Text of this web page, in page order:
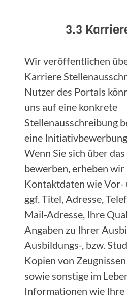
3.3
Wir veröffentlichen
Karriere
Nutzer des Portals
uns auf eine konkrete
Stellenausschreibung
eine
Wenn Sie sich über
bewerben, erheben
Kontaktdaten wie Vor-
ggf. Titel, Adresse,
Mail-Adresse, Ihre
Angaben zu Ihrer
Ausbildungs-, bzw.
Kopien von
sowie sonstige im
Informationen wie